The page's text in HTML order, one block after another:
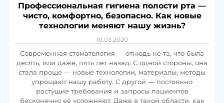
Профессиональная гигиена полости рта —
чисто, комфортно, безопасно. Как новые
технологии меняют нашу жизнь?
10.03.2020
Современная стоматология — отнюдь не та, что была
десять, или даже, пять лет назад. С одной стороны, она
стала проще — новые технологии, материалы, методы
упрощают нашу работу. С другой — постоянно
растущие требования и запросы пациентов
бесконечно её усложняют. Даже в такой области, как